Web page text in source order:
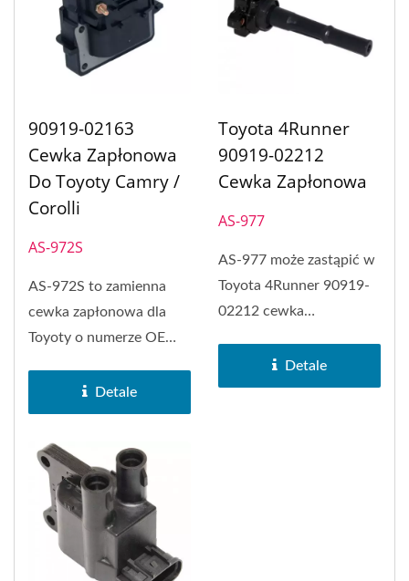
90919-02163
Cewka Zapłonowa
Do Toyoty Camry /
Corolli
AS-972S
AS-972S to zamienna
cewka zapłonowa dla
Toyoty o numerze OE
odpowiednia dla Toyoty...
Detale
Toyota 4Runner
90919-02212
Cewka Zapłonowa
AS-977
AS-977 może zastąpić w
Toyota 4Runner 90919-
02212 cewka
Detale